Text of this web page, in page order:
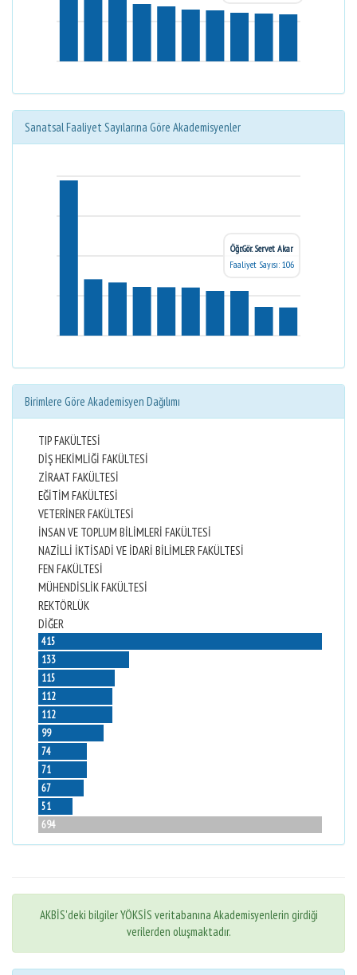
Sanatsal Faaliyet Sayılarına Göre Akademisyenler
Öğr.Gör. Servet Akar
Faaliyet Sayısı: 106
Birimlere Göre Akademisyen Dağılımı
TIP FAKÜLTESİ
DİŞ HEKİMLİĞİ FAKÜLTESİ
ZİRAAT FAKÜLTESİ
EĞİTİM FAKÜLTESİ
VETERİNER FAKÜLTESİ
İNSAN VE TOPLUM BİLİMLERİ FAKÜLTESİ
NAZİLLİ İKTİSADİ VE İDARİ BİLİMLER FAKÜLTESİ
FEN FAKÜLTESİ
MÜHENDİSLİK FAKÜLTESİ
REKTÖRLÜK
DİĞER
415
133
115
112
112
99
74
71
67
51
694
AKBİS'deki bilgiler YÖKSİS veritabanına Akademisyenlerin girdiği
verilerden oluşmaktadır.